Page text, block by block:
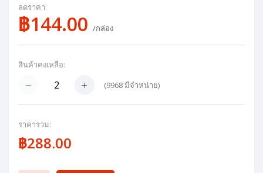
ลดราคา:
฿144.00 /กล่อง
สินค้าคงเหลือ:
(9968มีจำหน่าย)
ราคารวม:
฿288.00